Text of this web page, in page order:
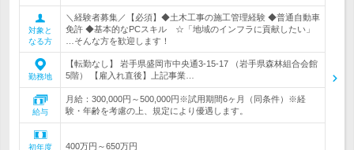
対象と
なる方
＼経験者募集／【必須】◆土木工事の施工管理経験 ◆普通自動車
免許 ◆基本的なPCスキル ☆「地域のインフラに貢献したい」
…そんな方を歓迎します！
勤務地
【転勤なし】 岩手県盛岡市中央通3-15-17 （岩手県森林組合会館
5階） 【雇入れ直後】上記事業…
給与
月給：300,000円～500,000円※試用期間6ヶ月（同条件）※経
験・年齢を考慮の上、規定により優遇します。
初年度
400万円～650万円